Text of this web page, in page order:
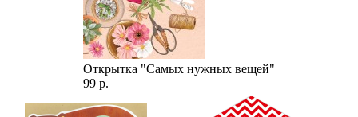
Открытка "Самых нужных вещей"
99 р.